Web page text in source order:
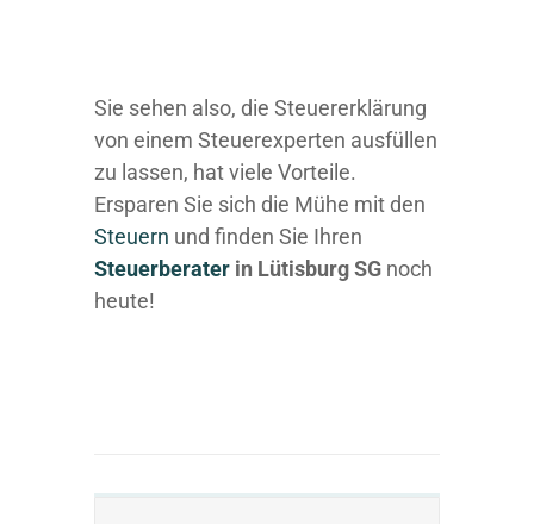
Sie sehen also, die Steuererklärung
von einem Steuerexperten ausfüllen
zu lassen, hat viele Vorteile.
Ersparen Sie sich die Mühe mit den
Steuern und finden Sie Ihren
Steuerberater in Lütisburg SG noch
heute!